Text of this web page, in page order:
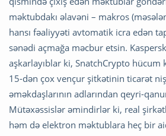
məktubdakı əlavəni – makros
hansı fəaliyyəti avtomatik icra edən
sənədi açmağa məcbur etsin.
aşkarlayıblar ki, SnatchCrypto hücum
15-dən çox vençur şitkətinin ticarət
əməkdaşlarının adlarından qeyri-
Mütəxəssislər əmindirlər ki, real
həm də elektron məktublara heç bir